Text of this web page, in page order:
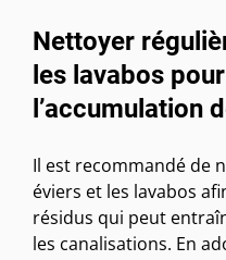
Nettoyer
les lavabos
l’accumulation
Il est recommandé de
éviers et les lavabos
résidus qui peut
les canalisations. En